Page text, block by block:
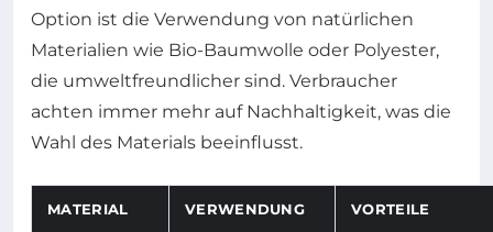
Option ist die Verwendung von natürlichen
Materialien wie Bio-Baumwolle oder Polyester,
die umweltfreundlicher sind. Verbraucher
achten immer mehr auf Nachhaltigkeit, was die
Wahl des Materials beeinflusst.
MATERIAL VERWENDUNG VORTEILE